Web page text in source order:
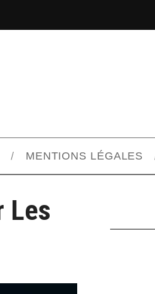
MENTIONS LÉGALES
Les